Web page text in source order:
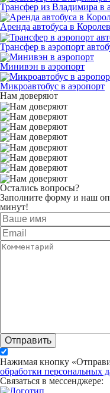
Трансфер из Владимира в
Аренда автобуса в
Трансфер в аэропорт
Минивэн в аэропорт
Микроавтобус в аэропорт
Нам доверяют
Остались вопросы?
Заполните форму и наш
минут!
Отправить
Нажимая кнопку
обработки персональных
Связаться в мессенджере: